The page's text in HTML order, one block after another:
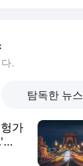
.
탐독한 뉴스
가